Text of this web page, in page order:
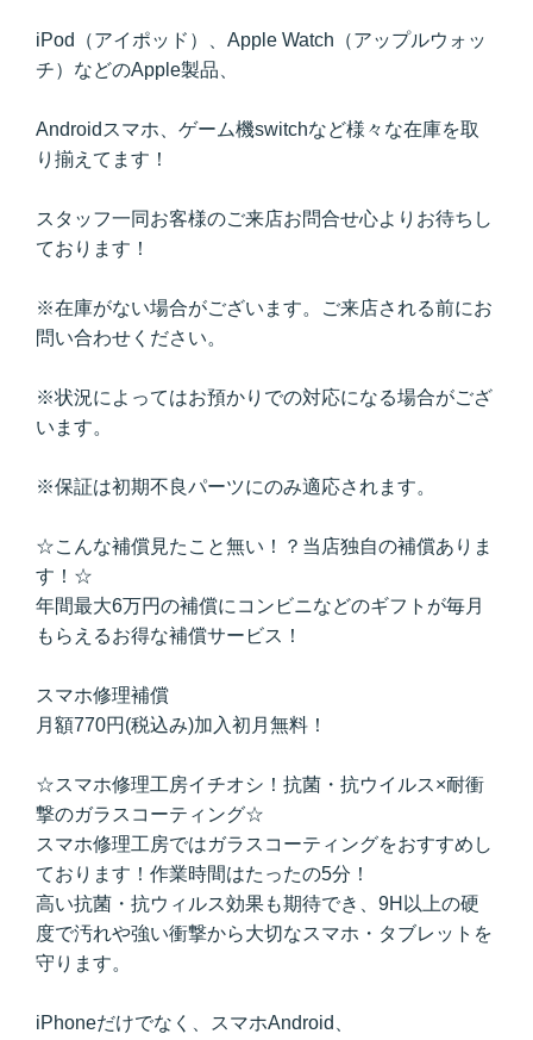
iPod（アイポッド）、Apple Watch（アップルウォッ
チ）などのApple製品、
Androidスマホ、ゲーム機switchなど様々な在庫を取
り揃えてます！
スタッフ一同お客様のご来店お問合せ心よりお待ちし
ております！
※在庫がない場合がございます。ご来店される前にお
問い合わせください。
※状況によってはお預かりでの対応になる場合がござ
います。
※保証は初期不良パーツにのみ適応されます。
☆こんな補償見たこと無い！？当店独自の補償ありま
す！☆
年間最大6万円の補償にコンビニなどのギフトが毎月
もらえるお得な補償サービス！
スマホ修理補償
月額770円(税込み)加入初月無料！
☆スマホ修理工房イチオシ！抗菌・抗ウイルス×耐衝
撃のガラスコーティング☆
スマホ修理工房ではガラスコーティングをおすすめし
ております！作業時間はたったの5分！
高い抗菌・抗ウィルス効果も期待でき、9H以上の硬
度で汚れや強い衝撃から大切なスマホ・タブレットを
守ります。
iPhoneだけでなく、スマホAndroid、